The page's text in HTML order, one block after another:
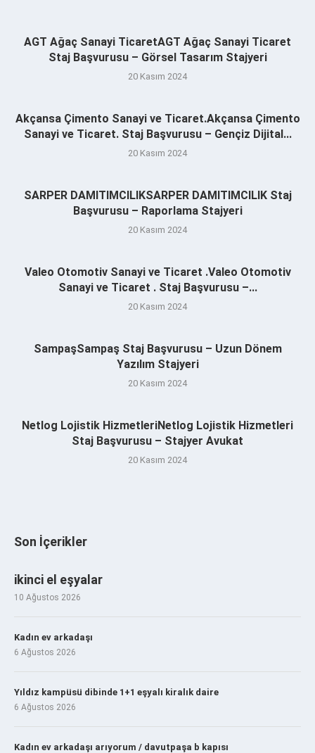
AGT Ağaç Sanayi TicaretAGT Ağaç Sanayi Ticaret
Staj Başvurusu – Görsel Tasarım Stajyeri
20 Kasım 2024
Akçansa Çimento Sanayi ve Ticaret.Akçansa Çimento
Sanayi ve Ticaret. Staj Başvurusu – Gençiz Dijital...
20 Kasım 2024
SARPER DAMITIMCILIKSARPER DAMITIMCILIK Staj
Başvurusu – Raporlama Stajyeri
20 Kasım 2024
Valeo Otomotiv Sanayi ve Ticaret .Valeo Otomotiv
Sanayi ve Ticaret . Staj Başvurusu –...
20 Kasım 2024
SampaşSampaş Staj Başvurusu – Uzun Dönem
Yazılım Stajyeri
20 Kasım 2024
Netlog Lojistik HizmetleriNetlog Lojistik Hizmetleri
Staj Başvurusu – Stajyer Avukat
20 Kasım 2024
Son İçerikler
ikinci el eşyalar
10 Ağustos 2026
Kadın ev arkadaşı
6 Ağustos 2026
Yıldız kampüsü dibinde 1+1 eşyalı kiralık daire
6 Ağustos 2026
Kadın ev arkadaşı arıyorum / davutpaşa b kapısı